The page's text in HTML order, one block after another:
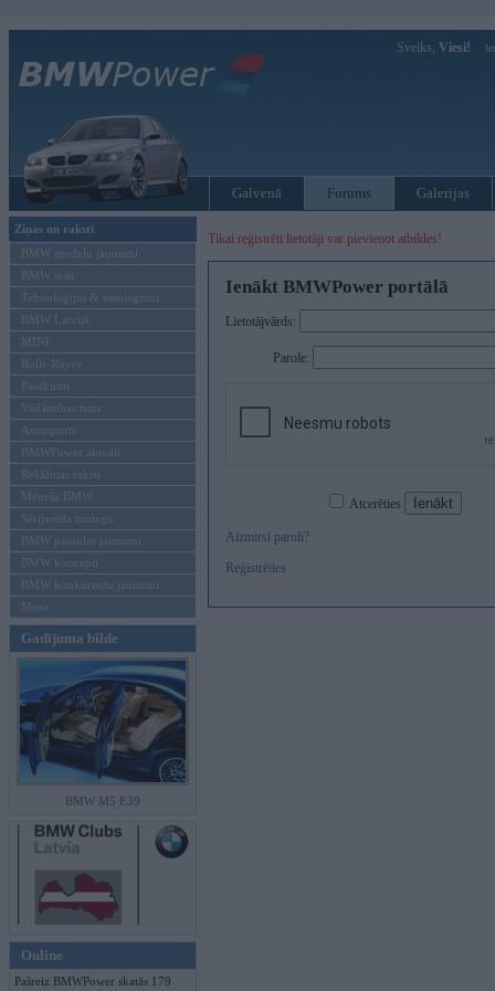
Sveiks, Viesi!
Galvenā Forums Galerijas
Ziņas un raksti
BMW modeļu jaunumi
BMW testi
Tehnoloģijas & sasniegumi
BMW Latvijā
MINI
Rolls-Royce
Pasākumi
Vadāmības tests
Autosports
BMWPower aktuāli
Reklāmas raksti
Mēneša BMW
Sērijveida tūnings
BMW pasaules jaunumi
BMW koncepti
BMW konkurentu jaunumi
Moto
Gadījuma bilde
BMW M5 E39
Online
Pašreiz BMWPower skatās 179
Tikai reģistrēti lietotāji var pievienot atbildes!
Ienākt BMWPower portālā
Lietotājvārds:
Parole:
Atcerēties
Aizmirsi paroli?
Reģistrēties